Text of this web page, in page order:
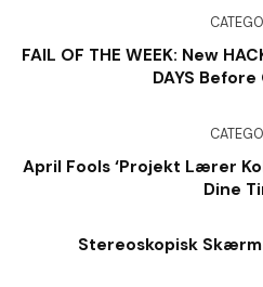
FAIL OF THE WEEK: New
DAYS
April Fools ‘Projekt Lærer
Dine
Stereoskopisk